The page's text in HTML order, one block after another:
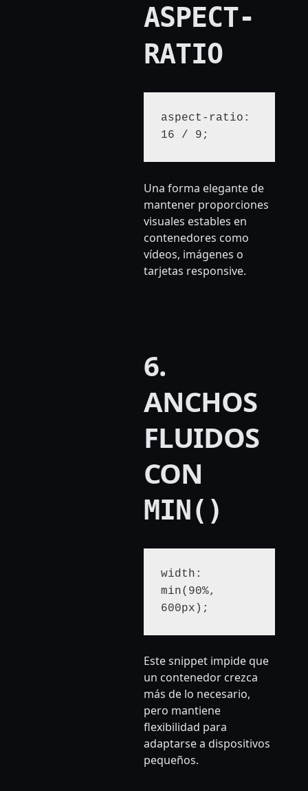
ASPECT-
RATIO
aspect-ratio:
16 / 9;
Una forma elegante de
mantener proporciones
visuales estables en
contenedores como
vídeos, imágenes o
tarjetas responsive.
6.
ANCHOS
FLUIDOS
CON
MIN()
width:
min(90%,
600px);
Este snippet impide que
un contenedor crezca
más de lo necesario,
pero mantiene
flexibilidad para
adaptarse a dispositivos
pequeños.